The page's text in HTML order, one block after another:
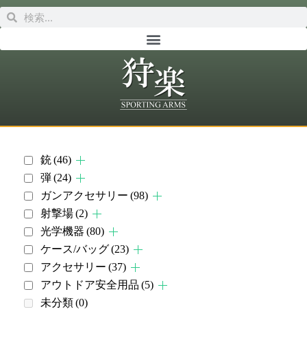
銃(46)
弾(24)
ガンアクセサリー (98)
射撃場(2)
光学機器 (80)
ケース/バッグ(23)
アクセサリー (37)
アウトドア安全用品 (5)
未分類(0)